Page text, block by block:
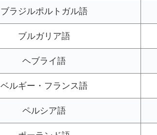
ブラジルポルトガル語
ブルガリア語
ヘブライ語
ベルギー・フランス語
ペルシア語